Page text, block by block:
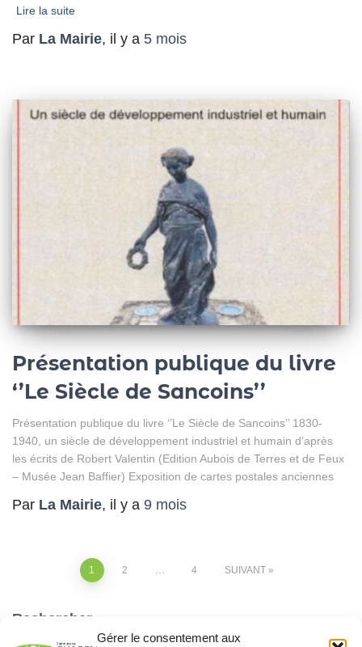
Gérer le consentement aux
Lire la suite
Par La Mairie, il y a 5 mois
Présentation publique du livre
‘’Le Siècle de Sancoins’’
Présentation publique du livre ‘’Le Siècle de Sancoins’’ 1830-
1940, un siècle de développement industriel et humain d’après
les écrits de Robert Valentin (Edition Aubois de Terres et de Feux
– Musée Jean Baffier) Exposition de cartes postales anciennes
Par La Mairie, il y a 9 mois
1 2 4 SUIVANT
Rechercher